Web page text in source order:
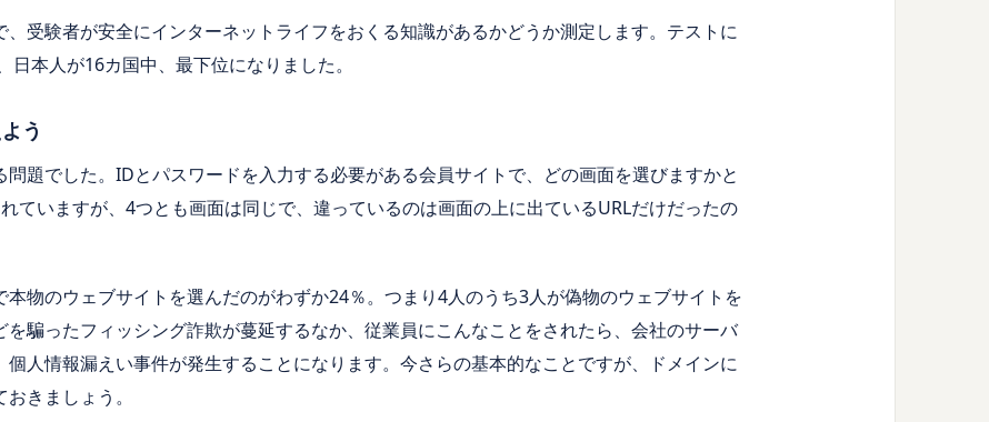
受験者が安全にインターネットライフをおくる知識があるかどうか測定します。テストに
日本人が16カ国中、最下位になりました。
う
題でした。 IDとパスワードを入力する必要がある会員サイトで、どの画面を選びますかと
ていますが、 4つとも画面は同じで、違っているのは画面の上に出ているURLだけだったの
物のウェブサイトを選んだのがわずか24％。つまり4人のうち3人が偽物のウェブサイトを
騙ったフィッシング詐欺が蔓延するなか、従業員にこんなことをされたら、会社のサーバ
人情報漏えい事件が発生することになります。今さらの基本的なことですが、ドメインに
きましょう。